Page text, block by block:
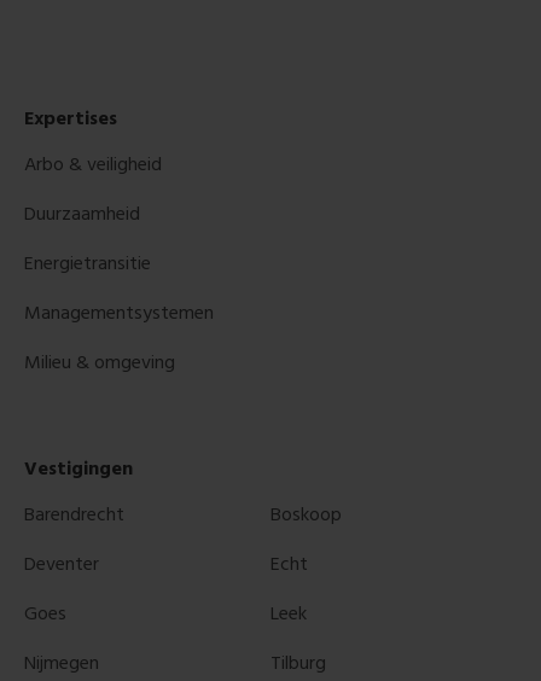
Expertises
Arbo & veiligheid
Duurzaamheid
Energietransitie
Managementsystemen
Milieu & omgeving
Vestigingen
Barendrecht
Boskoop
Deventer
Echt
Goes
Leek
Nijmegen
Tilburg